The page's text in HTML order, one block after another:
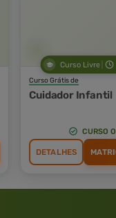
Curso Livre
Curso Grátis de
Cuidador Infantil
CURSO
DETALHES